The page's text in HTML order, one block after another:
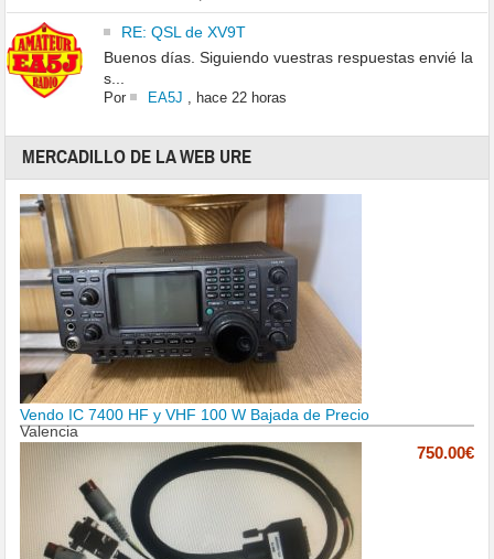
RE: QSL de XV9T
Buenos días. Siguiendo vuestras respuestas envié la
s...
Por EA5J , hace 22 horas
MERCADILLO DE LA WEB URE
Vendo IC 7400 HF y VHF 100 W Bajada de Precio
Valencia
750.00€